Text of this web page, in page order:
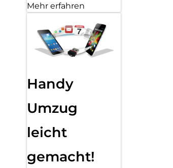
Mehr erfahren
Handy
Umzug
leicht
gemacht!